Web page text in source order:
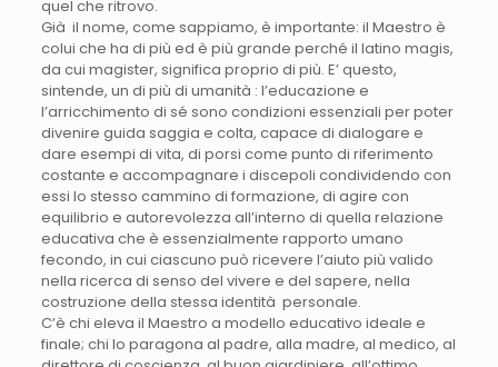
quel che ritrovo.
Già il nome, come sappiamo, è importante: il Maestro è
colui che ha di più ed è più grande perché il latino magis,
da cui magister, significa proprio di più. E’ questo,
sintende, un di più di umanità : l’educazione e
l’arricchimento di sé sono condizioni essenziali per poter
divenire guida saggia e colta, capace di dialogare e
dare esempi di vita, di porsi come punto di riferimento
costante e accompagnare i discepoli condividendo con
essi lo stesso cammino di formazione, di agire con
equilibrio e autorevolezza all’interno di quella relazione
educativa che è essenzialmente rapporto umano
fecondo, in cui ciascuno può ricevere l’aiuto più valido
nella ricerca di senso del vivere e del sapere, nella
costruzione della stessa identità personale.
C’è chi eleva il Maestro a modello educativo ideale e
finale; chi lo paragona al padre, alla madre, al medico, al